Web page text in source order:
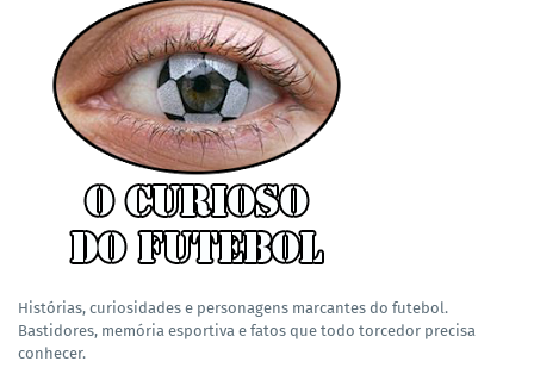
Histórias, curiosidades e personagens marcantes do futebol.
Bastidores, memória esportiva e fatos que todo torcedor precisa
conhecer.